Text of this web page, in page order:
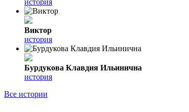
Виктор
история
Бурдукова Клавдия Ильинична
история
Все истории